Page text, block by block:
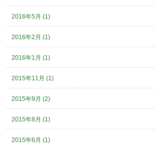
2016年5月 (1)
2016年2月 (1)
2016年1月 (1)
2015年11月 (1)
2015年9月 (2)
2015年8月 (1)
2015年6月 (1)